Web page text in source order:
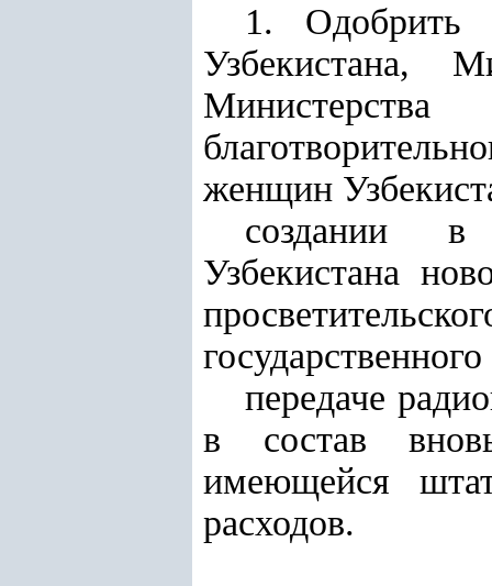
1. Одобрить
Узбекистана,
женщин
создании в
Узбекистана
передаче
в состав
имеющейся
расходов.